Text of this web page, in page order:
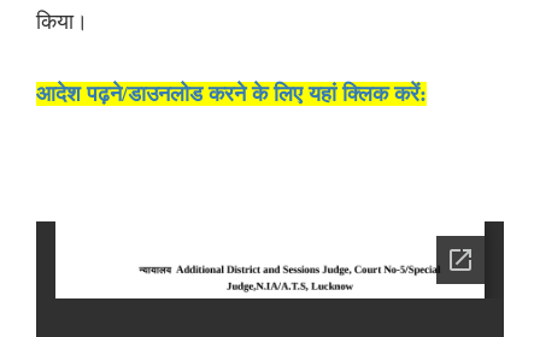
किया।
आदेश पढ़ने/डाउनलोड करने के लिए यहां क्लिक करें: